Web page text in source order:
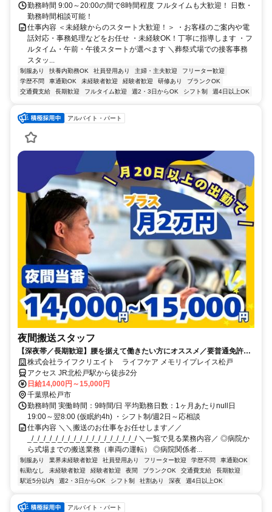
勤務時間 9:00～20:00の間で8時間程度 フルタイムも大歓迎！ 日数・
勤務時間相談可能！
仕事内容 ＜未経験からのスタート大歓迎！＞ ・お客様のご案内や電
話対応・事務処理などをお任せ ・未経験OK！丁寧に指導します ・フ
ルタイム・午前・午後スタートが選べます ＼葬祭式場での接客事務
スタッ...
制服あり 扶養内勤務OK 社員登用あり 主婦・主夫歓迎
フリーター歓迎
学歴不問
車通勤OK 未経験者歓迎 経験者歓迎 研修あり
ブランクOK
交通費支給
長期歓迎 フルタイム歓迎 週2・3日からOK シフト制 週4日以上OK
アルバイト・パート
夜間搬送スタッフ
【深夜帯／長期歓迎】腰を据えて働きたい方にオススメ／要普通免許
（AT限定可）／学歴・経験不問／基礎スキル習得で昇給有り＋月20日勤
務で「月額2万円」を別途支給／月収30万円も可能！
株式会社ライフクリエイト ライフケア メモリイプレイス松戸
アクセス JR北松戸駅から徒歩2分
日給14,000円～15,000円
千葉県松戸市
勤務時間 実働時間：9時間/日 平均勤務日数：1ヶ月あたりnull日
19:00～翌8:00 (仮眠約4h) ・シフト制/週2日～応相談
仕事内容 ＼＼搬送のお仕事をお任せします／／
_/_/_/_/_/_/_/_/_/_/_/_/_/_/_/_/_/_/ ＼一覧で見る業務内容／ ◎病院か
ら式場までの搬送業務（車両の運転） ◎病院関係者...
制服あり 業界未経験者歓迎 社員登用あり フリーター歓迎 学歴不問
車通勤OK
転勤なし
未経験者歓迎 経験者歓迎 夜間 ブランクOK 交通費支給
長期歓迎
駅近5分以内
週2・3日からOK シフト制 社割あり 深夜 週4日以上OK
アルバイト・パート